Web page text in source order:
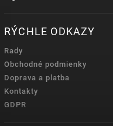
RÝCHLE ODKAZY
Rady
Obchodné podmienky
Doprava a platba
Kontakty
GDPR